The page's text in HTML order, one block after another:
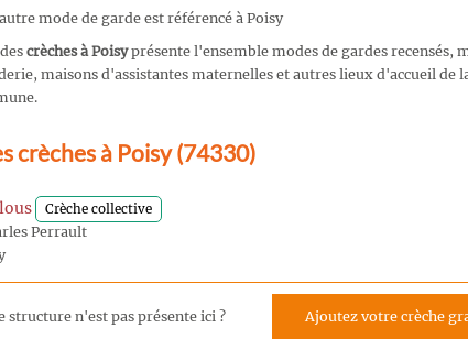
mode de garde est référencé à Poisy
crèches à Poisyprésente l'ensemble modes de gardes recensés,
maisons d'assistantes maternelles et autres lieux d'accueil de
crèches à Poisy (74330)
Crèche collective
Perrault
structure n'est pas présente ici ? Ajoutez votre crèche